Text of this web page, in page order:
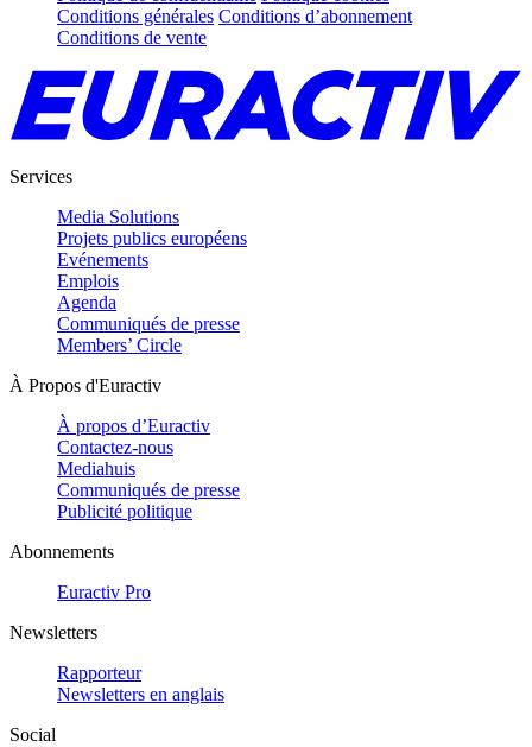
Conditions générales Conditions d’abonnement
Conditions de vente
Services
Media Solutions
Projets publics européens
Evénements
Emplois
Agenda
Communiqués de presse
Members’ Circle
À Propos d'Euractiv
À propos d’Euractiv
Contactez-nous
Mediahuis
Communiqués de presse
Publicité politique
Abonnements
Euractiv Pro
Newsletters
Rapporteur
Newsletters en anglais
Social